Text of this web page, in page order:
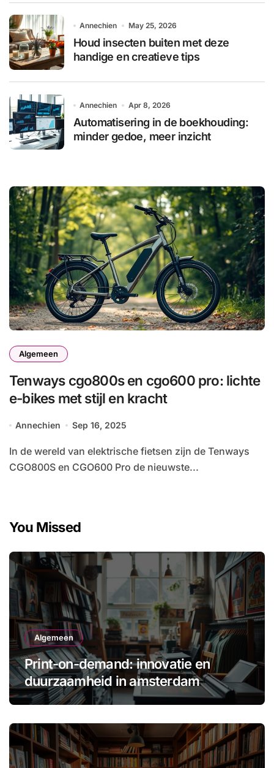
Annechien May 25, 2026
Houd insecten buiten met deze
handige en creatieve tips
Annechien Apr 8, 2026
Automatisering in de boekhouding:
minder gedoe, meer inzicht
Algemeen
Tenways cgo800s en cgo600 pro: lichte
e-bikes met stijl en kracht
Annechien Sep 16, 2025
In de wereld van elektrische fietsen zijn de Tenways
CGO800S en CGO600 Pro de nieuwste...
You Missed
Algemeen
Print-on-demand: innovatie en
duurzaamheid in amsterdam